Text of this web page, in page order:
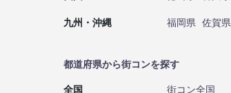
九州・沖縄 福岡県 佐賀県
都道府県から街コンを探す
全国 街コン全国